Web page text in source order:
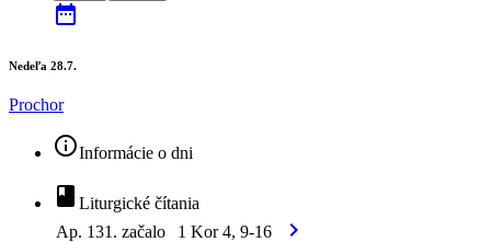
date_range
Nedeľa 28.7.
Prochor
info_outlineInformácie o dni
book Liturgické čítania
Ap. 131. začalo
1 Kor 4, 9-16 chevron_right